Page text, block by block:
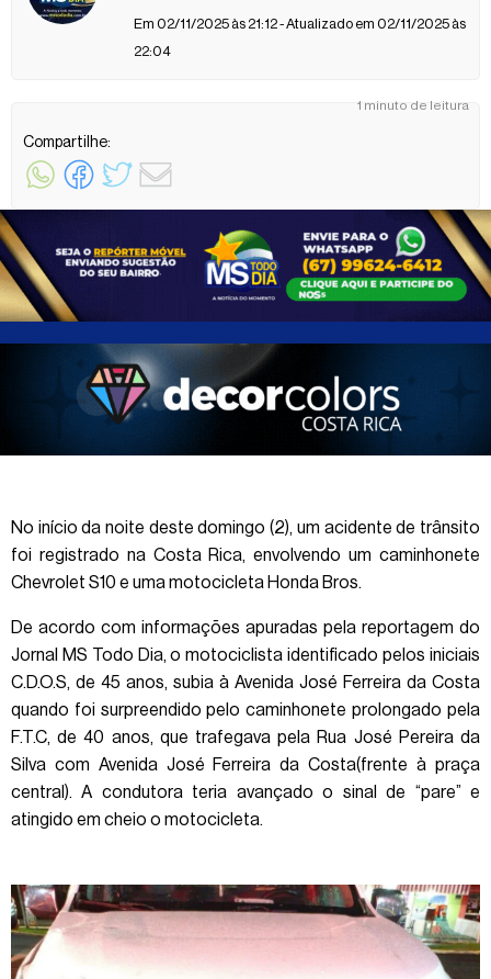
1 minuto de leitura
Em 02/11/2025 às 21:12 - Atualizado em 02/11/2025 às
22:04
Compartilhe:
No início da noite deste domingo (2), um acidente de trânsito
foi registrado na Costa Rica, envolvendo um caminhonete
Chevrolet S10 e uma motocicleta Honda Bros.
De acordo com informações apuradas pela reportagem do
Jornal MS Todo Dia, o motociclista identificado pelos iniciais
C.D.O.S, de 45 anos, subia à Avenida José Ferreira da Costa
quando foi surpreendido pelo caminhonete prolongado pela
F.T.C, de 40 anos, que trafegava pela Rua José Pereira da
Silva com Avenida José Ferreira da Costa(frente à praça
central). A condutora teria avançado o sinal de “pare” e
atingido em cheio o motocicleta.